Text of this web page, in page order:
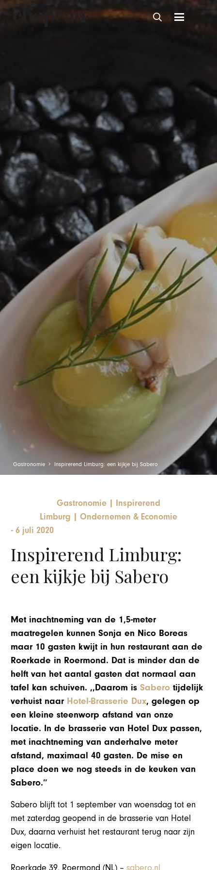
Gastronomie Inspirerend Limburg: een kijkje bij Sabero
Gastronomie
Inspirerend
Limburg
Ondernemen & Economie
-6 juli 2020
Inspirerend Limburg:
een kijkje bij Sabero
Met inachtneming van de 1,5-meter
maatregelen kunnen Sonja en Nico Boreas
maar 10 gasten kwijt in hun restaurant aan de
Roerkade in Roermond. Dat is minder dan de
helft van het aantal gasten dat normaal aan
tafel kan schuiven. ,,Daarom isSabero tijdelijk
verhuist naar Hotel-Brasserie Dux, gelegen op
een kleine steenworp afstand van onze
locatie. In de brasserie van Hotel Dux passen,
met inachtneming van anderhalve meter
afstand, maximaal 40 gasten. De mise en
place doen we nog steeds in de keuken van
Sabero.’’
Sabero blijft tot 1 september van woensdag tot en
met zaterdag geopend in de brasserie van Hotel
Dux, daarna verhuist het restaurant terug naar zijn
eigen locatie.
Roerkade 39, Roermond (NL) –sabero.nl